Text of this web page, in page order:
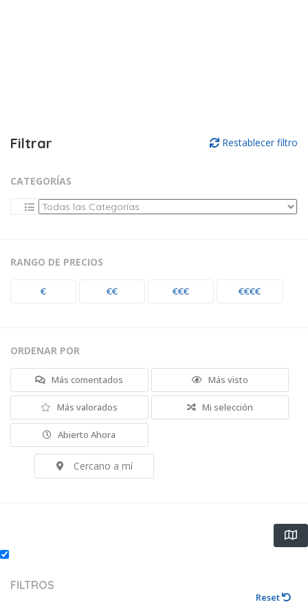
Filtrar Restablecer filtro
CATEGORÍAS
RANGO DE PRECIOS
€ €€ €€€ €€€€
ORDENAR POR
Más comentados Más visto
Más valorados Mi selección
Abierto Ahora
Cercano a mí
FILTROS
Reset